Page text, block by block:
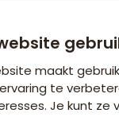
een Keniaanse
maakt
te
Je kunt ze